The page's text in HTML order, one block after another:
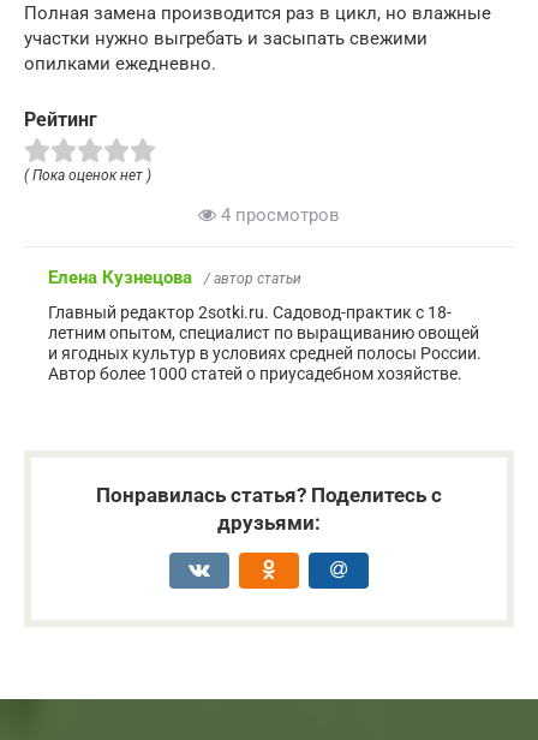
Полная замена производится раз в цикл, но влажные
участки нужно выгребать и засыпать свежими
опилками ежедневно.
Рейтинг
( Пока оценок нет )
4 просмотров
Елена Кузнецова / автор статьи
Главный редактор 2sotki.ru. Садовод-практик с 18-
летним опытом, специалист по выращиванию овощей
и ягодных культур в условиях средней полосы России.
Автор более 1000 статей о приусадебном хозяйстве.
Понравилась статья? Поделитесь с
друзьями: